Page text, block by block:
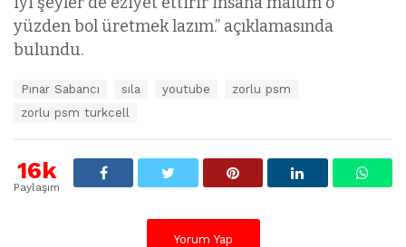
yüzden bol üretmek lazım.” açıklamasında
bulundu.
t
l
Pınar Sabancı sıla youtube
zorlu psm
zorlu psm turkcell
16k
Paylaşım
Yorum Yap